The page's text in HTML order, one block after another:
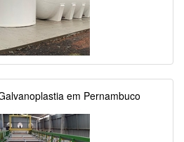
em Pernambuco